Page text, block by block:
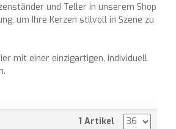
und Teller in unserem Shop
um Ihre Kerzen stilvoll in Szene zu
mit einer einzigartigen, individuell
1 Artikel